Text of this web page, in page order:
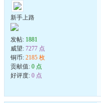
新手上路
发帖: 1881
威望: 7277 点
铜币: 2185 枚
贡献值: 0 点
好评度: 0 点